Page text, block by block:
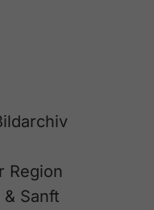
Region
Sanft